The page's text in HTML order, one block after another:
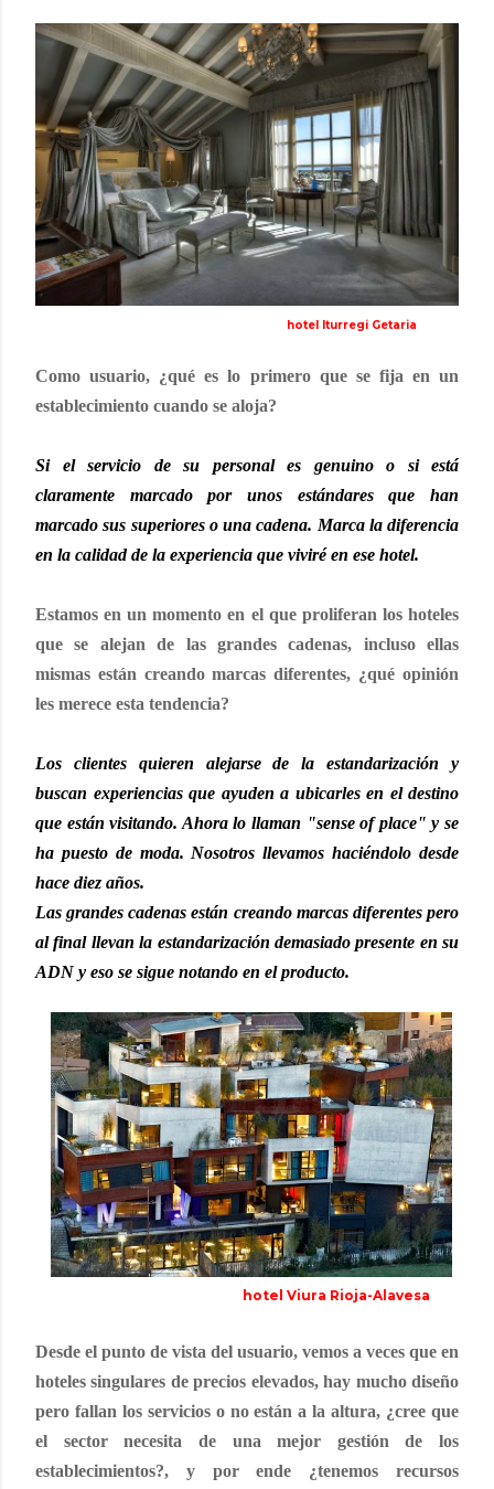
hotel Iturregi Getaria
Como usuario, ¿qué es lo primero que se fija en un
establecimiento cuando se aloja?
Si el servicio de su personal es genuino o si está
claramente marcado por unos estándares que han
marcado sus superiores o una cadena. Marca la diferencia
en la calidad de la experiencia que viviré en ese hotel.
Estamos en un momento en el que proliferan los hoteles
que se alejan de las grandes cadenas, incluso ellas
mismas están creando marcas diferentes, ¿qué opinión
les merece esta tendencia?
Los clientes quieren alejarse de la estandarización y
buscan experiencias que ayuden a ubicarles en el destino
que están visitando. Ahora lo llaman "sense of place" y se
ha puesto de moda. Nosotros llevamos haciéndolo desde
hace diez años.
Las grandes cadenas están creando marcas diferentes pero
al final llevan la estandarización demasiado presente en su
ADN y eso se sigue notando en el producto.
hotel Viura Rioja-Alavesa
Desde el punto de vista del usuario, vemos a veces que en
hoteles singulares de precios elevados, hay mucho diseño
pero fallan los servicios o no están a la altura, ¿cree que
el sector necesita de una mejor gestión de los
establecimientos?, y por ende ¿tenemos recursos